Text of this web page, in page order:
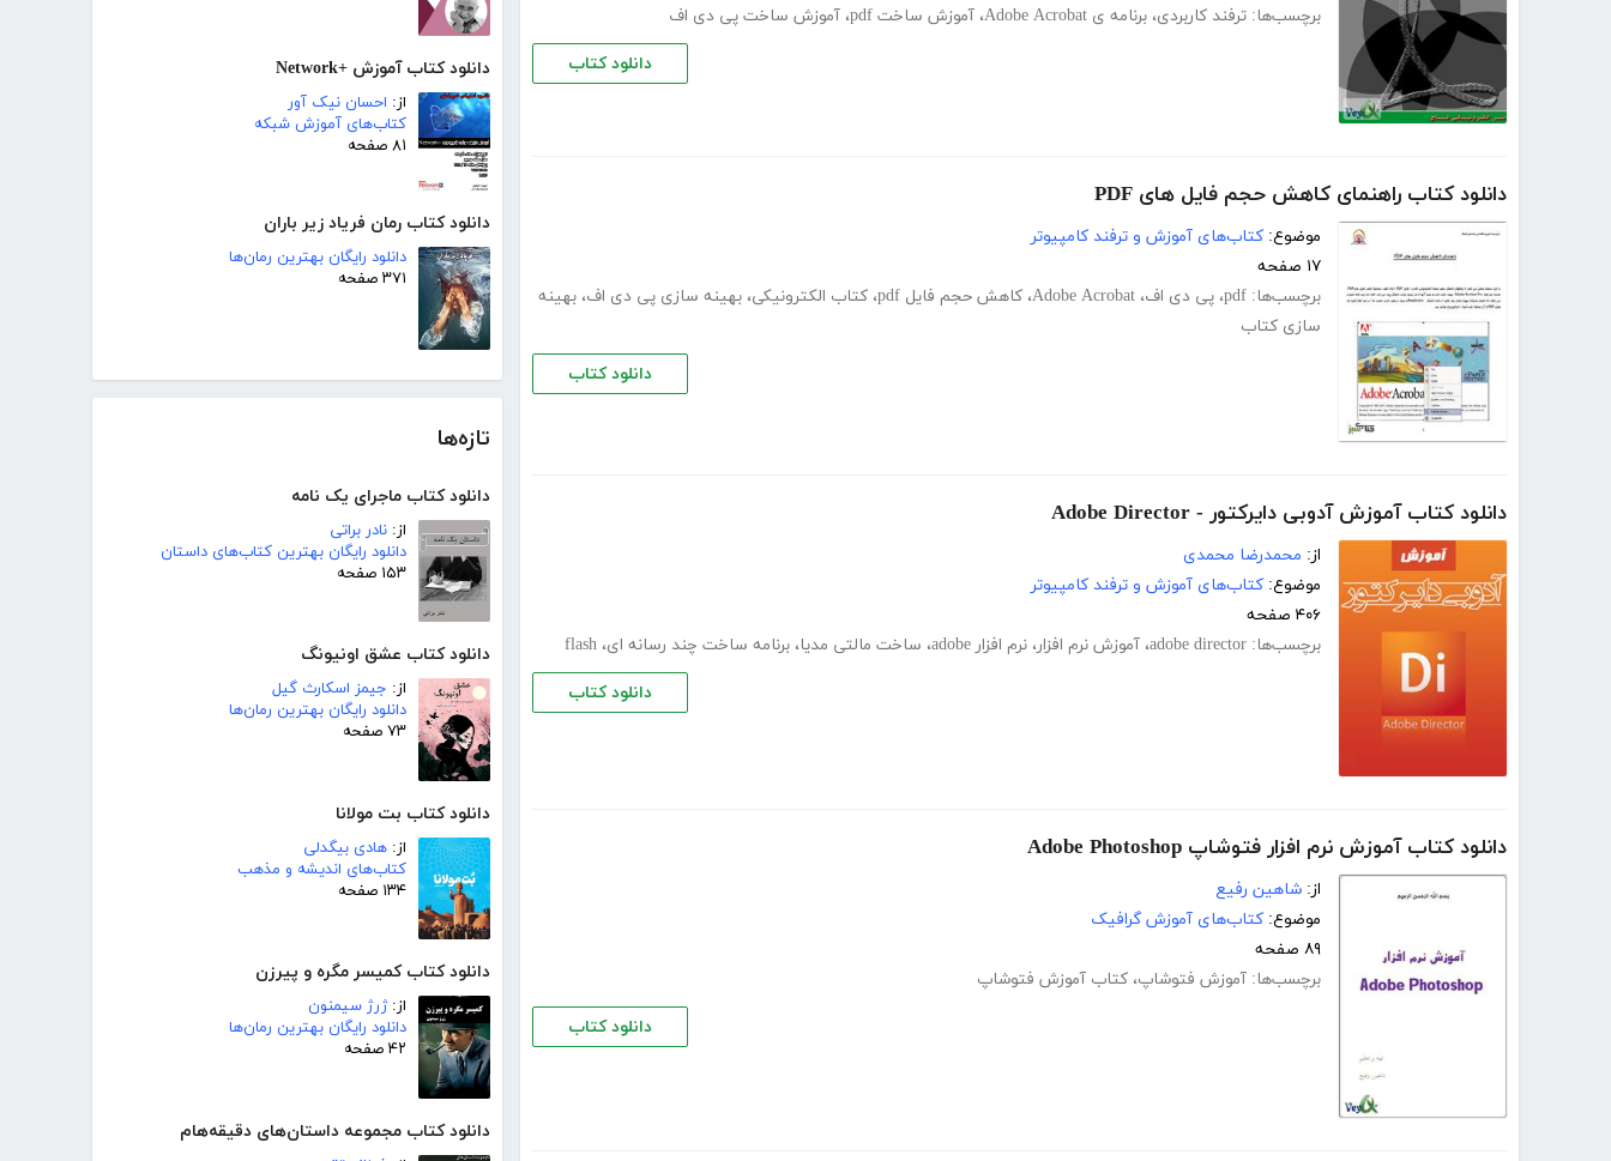
دانلود کتاب آموزش +Network
از: احسان نیک آور
کتاب‌های آموزش شبکه
۸۱ صفحه
دانلود کتاب رمان فریاد زیر باران
دانلود رایگان بهترین رمان‌ها
۳۷۱ صفحه
تازه‌ها
دانلود کتاب ماجرای یک نامه
از: نادر براتی
دانلود رایگان بهترین کتاب‌های داستان
۱۵۳ صفحه
دانلود کتاب عشق اونیونگ
از: جیمز اسکارث گیل
دانلود رایگان بهترین رمان‌ها
۷۳ صفحه
دانلود کتاب بت مولانا
از: هادی بیگدلی
کتاب‌های اندیشه و مذهب
۱۳۴ صفحه
دانلود کتاب کمیسر مگره و پیرزن
از:ژرژ سیمنون
دانلود رایگان بهترین رمان‌ها
۴۲ صفحه
دانلود کتاب مجموعه داستان‌های دقیقه‌هام
برچسب‌ها: ترفند کاربردی، برنامه ی Adobe Acrobat ، آموزش ساخت pdf ، آموزش ساخت پی دی اف
دانلود کتاب
دانلود کتاب راهنمای کاهش حجم فایل های PDF
موضوع: کتاب‌های آموزش و ترفند کامپیوتر
۱۷ صفحه
برچسب‌ها: pdf، پی دی اف، Adobe Acrobat، کاهش حجم فایل pdf ، کتاب الکترونیکی، بهینه سازی پی دی اف، بهینه
سازی کتاب
دانلود کتاب
دانلود کتاب آموزش آدوبی دایرکتور - Adobe Director
از: محمدرضا محمدی
موضوع: کتاب‌های آموزش و ترفند کامپیوتر
۴۰۶ صفحه
برچسب‌ها: adobe director، آموزش نرم افزار، نرم افزار adobe ، ساخت مالتی مدیا، برنامه ساخت چند رسانه ای، flash
دانلود کتاب
دانلود کتاب آموزش نرم افزار فتوشاپ Adobe Photoshop
از: شاهین رفیع
موضوع: کتاب‌های آموزش گرافیک
۸۹ صفحه
برچسب‌ها: آموزش فتوشاپ، کتاب آموزش فتوشاپ
دانلود کتاب